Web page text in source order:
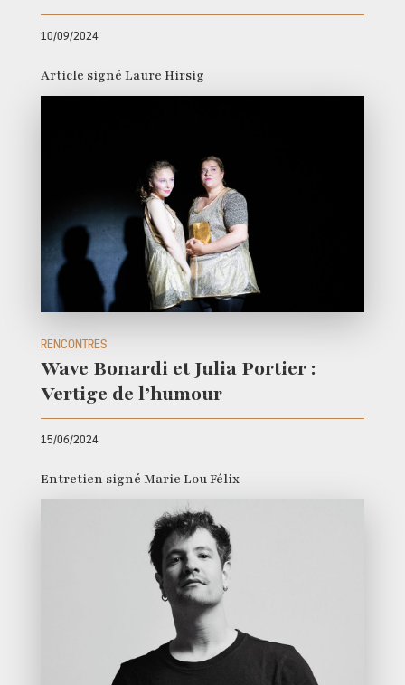
10/09/2024
Article signé Laure Hirsig
RENCONTRES
Wave Bonardi et Julia Portier :
Vertige de l’humour
15/06/2024
Entretien signé Marie Lou Félix